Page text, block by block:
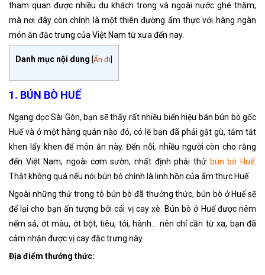
tham quan được nhiều du khách trong và ngoài nước ghé thăm,
mà nơi đây còn chính là một thiên đường ẩm thực với hàng ngàn
món ăn đặc trưng của Việt Nam từ xưa đến nay.
Danh mục nội dung Ẩn đi
1. BÚN BÒ HUẾ
Ngang dọc Sài Gòn, bạn sẽ thấy rất nhiều biển hiệu bán bún bò gốc
Huế và ở một hàng quán nào đó, có lẽ bạn đã phải gật gù, tắm tắt
khen lấy khen để món ăn này. Đến nỗi, nhiều người còn cho rằng
đến Việt Nam, ngoài cơm sườn, nhất định phải thử bún bò Huế.
Thật không quá nếu nói bún bò chính là linh hồn của ẩm thực Huế.
Ngoài những thứ trong tô bún bò đã thưởng thức, bún bò ở Huế sẽ
để lại cho bạn ấn tượng bởi cái vị cay xè. Bún bò ở Huế được nêm
nếm sả, ớt màu, ớt bột, tiêu, tỏi, hành… nên chỉ cần từ xa, bạn đã
cảm nhận được vị cay đặc trưng này.
Địa điểm thưởng thức: